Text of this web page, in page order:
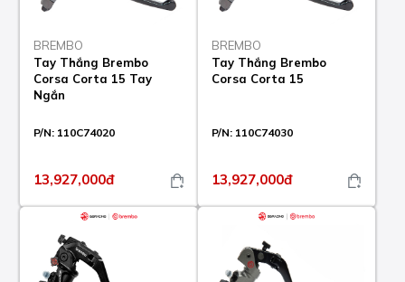
BREMBO
Tay Thắng Brembo
Corsa Corta 15 Tay
Ngắn
P/N: 110C74020
13,927,000đ
BREMBO
Tay Thắng Brembo
Corsa Corta 15
P/N: 110C74030
13,927,000đ